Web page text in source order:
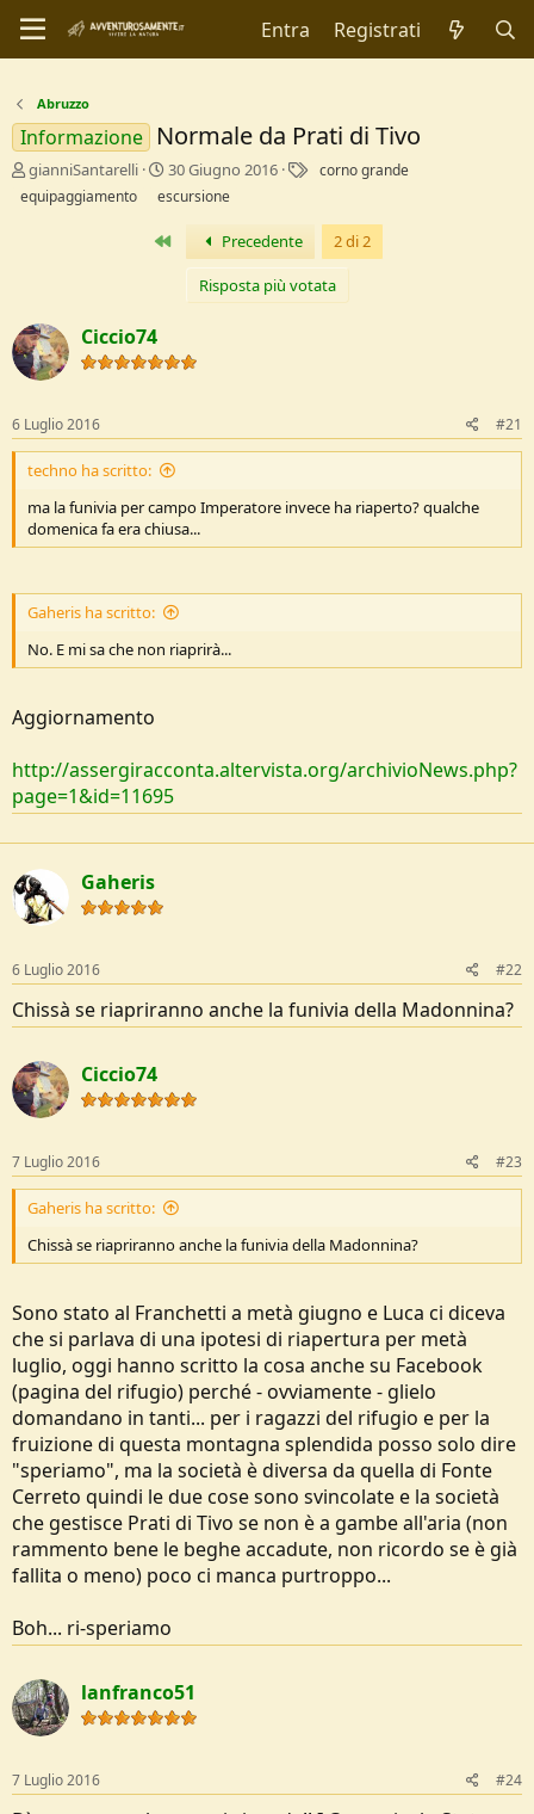
Entra Registrati
Abruzzo
Informazione Normale da Prati di Tivo
C
r
e
e
D
i
s
u
s
s
o
n
e
gianniSantarelli
D
a
a
d
z
30 Giugno 2016
corno grande
equipaggiamento
escursione
Primo Precedente 2 di 2
Risposta più votata
Ciccio74
6 Luglio 2016 #21
techno ha scritto:
ma la funivia per campo Imperatore invece ha riaperto? qualche
domenica fa era chiusa...
Gaheris ha scritto:
No. E mi sa che non riaprirà...
Aggiornamento
http://assergiracconta.altervista.org/archivioNews.php?
page=1&id=11695
Gaheris
6 Luglio 2016 #22
Chissà se riapriranno anche la funivia della Madonnina?
Ciccio74
7 Luglio 2016 #23
Gaheris ha scritto:
Chissà se riapriranno anche la funivia della Madonnina?
Sono stato al Franchetti a metà giugno e Luca ci diceva
che si parlava di una ipotesi di riapertura per metà
luglio, oggi hanno scritto la cosa anche su Facebook
(pagina del rifugio) perché - ovviamente - glielo
domandano in tanti... per i ragazzi del rifugio e per la
fruizione di questa montagna splendida posso solo dire
"speriamo", ma la società è diversa da quella di Fonte
Cerreto quindi le due cose sono svincolate e la società
che gestisce Prati di Tivo se non è a gambe all'aria (non
rammento bene le beghe accadute, non ricordo se è già
fallita o meno) poco ci manca purtroppo...
Boh... ri-speriamo
lanfranco51
7 Luglio 2016 #24